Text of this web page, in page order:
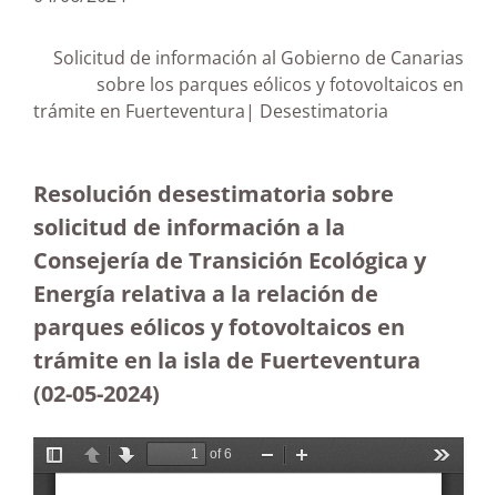
Solicitud de información al Gobierno de Canarias
sobre los parques eólicos y fotovoltaicos en
trámite en Fuerteventura| Desestimatoria
Resolución desestimatoria sobre
solicitud de información a la
Consejería de Transición Ecológica y
Energía relativa a la relación de
parques eólicos y fotovoltaicos en
trámite en la isla de Fuerteventura
(02-05-2024)